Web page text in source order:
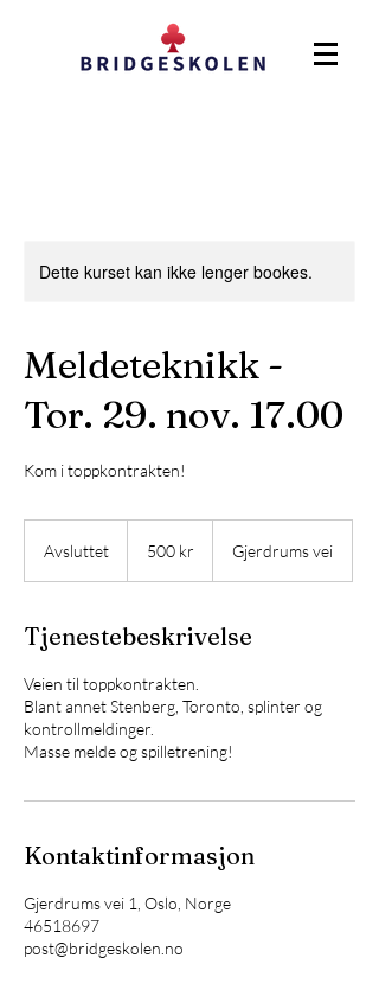
Dette kurset kan ikke lenger bookes.
Meldeteknikk -
Tor. 29. nov. 17.00
Kom i toppkontrakten!
Avsluttet
u
t
e
t
kroner500 kr Gjerdrums vei
Tjenestebeskrivelse
Veien til toppkontrakten.
Blant annet Stenberg, Toronto, splinter og
kontrollmeldinger.
Kontaktinformasjon
Gjerdrums vei 1, Oslo, Norge
46518697
post@bridgeskolen.no